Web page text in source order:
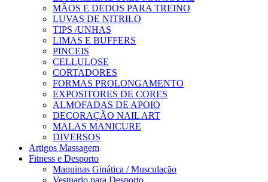
MÃOS E DEDOS PARA TREINO
LUVAS DE NITRILO
TIPS /UNHAS
LIMAS E BUFFERS
PINCEIS
CELLULOSE
CORTADORES
FORMAS PROLONGAMENTO
EXPOSITORES DE CORES
ALMOFADAS DE APOIO
DECORAÇÃO NAIL ART
MALAS MANICURE
DIVERSOS
Artigos Massagem
Fitness e Desporto
Maquinas Ginática / Musculação
Vestuario para Desporto